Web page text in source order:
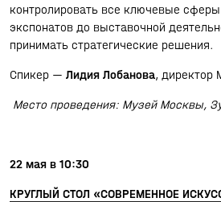
контролировать все ключевые
экспонатов до выставочной
принимать стратегические решения.
Спикер — Лидия Лобанова, директор
Место проведения: Музей Москвы,
22 мая в 10:30
КРУГЛЫЙ СТОЛ «СОВРЕМЕННОЕ